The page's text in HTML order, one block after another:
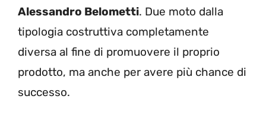
Alessandro Belometti. Due moto dalla
tipologia costruttiva completamente
diversa al fine di promuovere il proprio
prodotto, ma anche per avere più chance di
successo.